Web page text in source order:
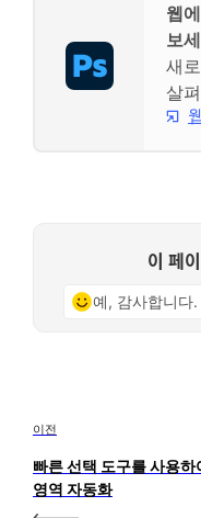
웹
보
새
살
이 페
예, 감사합니다.
이전
빠른 선택 도구를 사용하
영역 자동화